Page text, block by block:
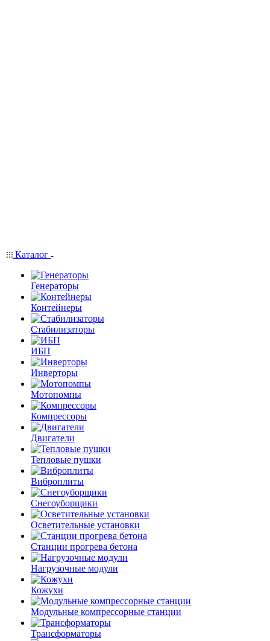
Каталог
Генераторы
Контейнеры
Стабилизаторы
ИБП
Инверторы
Мотопомпы
Компрессоры
Двигатели
Тепловые пушки
Виброплиты
Снегоуборщики
Осветительные установки
Станции прогрева бетона
Нагрузочные модули
Кожухи
Модульные компрессорные станции
Трансформаторы